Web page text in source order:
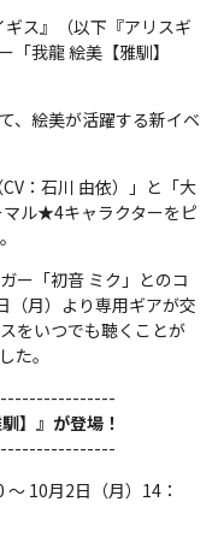
ス』（以下『アリスギ
「我龍 絵美【雅馴】
、絵美が活躍する新イベ
：石川 由依）」と「大
マル★4キャラクターをピ
ー「初音 ミク」とのコ
（月）より専用ギアが交
をいつでも聴くことが
た。
】』が登場！
10月2日（月）14：